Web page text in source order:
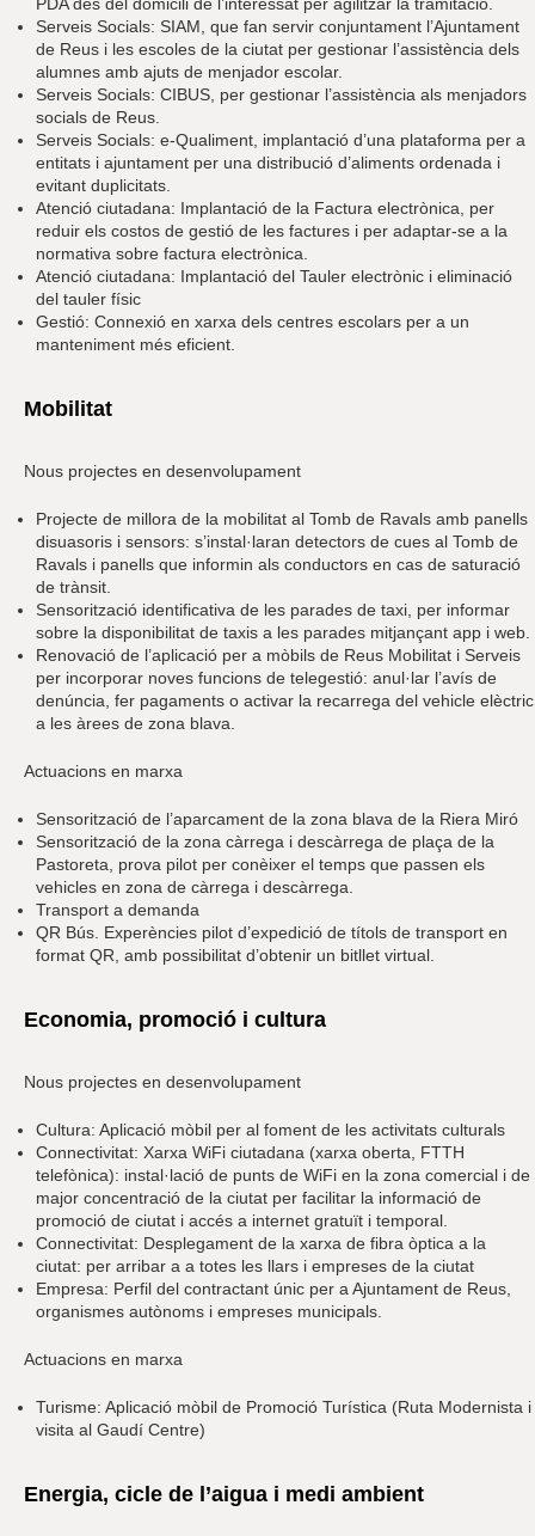
Serveis Socials: SIAM, que fan servir conjuntament l’Ajuntament
de Reus i les escoles de la ciutat per gestionar l’assistència dels
alumnes amb ajuts de menjador escolar.
Serveis Socials: CIBUS, per gestionar l’assistència als menjadors
socials de Reus.
Serveis Socials: e-Qualiment, implantació d’una plataforma per a
entitats i ajuntament per una distribució d’aliments ordenada i
evitant duplicitats.
Atenció ciutadana: Implantació de la Factura electrònica, per
reduir els costos de gestió de les factures i per adaptar-se a la
normativa sobre factura electrònica.
Atenció ciutadana: Implantació del Tauler electrònic i eliminació
del tauler físic
Gestió: Connexió en xarxa dels centres escolars per a un
manteniment més eficient.
Mobilitat
Nous projectes en desenvolupament
Projecte de millora de la mobilitat al Tomb de Ravals amb panells
disuasoris i sensors: s’instal·laran detectors de cues al Tomb de
Ravals i panells que informin als conductors en cas de saturació
de trànsit.
Sensorització identificativa de les parades de taxi, per informar
sobre la disponibilitat de taxis a les parades mitjançant app i web.
Renovació de l’aplicació per a mòbils de Reus Mobilitat i Serveis
per incorporar noves funcions de telegestió: anul·lar l’avís de
denúncia, fer pagaments o activar la recarrega del vehicle elèctric
a les àrees de zona blava.
Actuacions en marxa
Sensorització de l’aparcament de la zona blava de la Riera Miró
Sensorització de la zona càrrega i descàrrega de plaça de la
Pastoreta, prova pilot per conèixer el temps que passen els
vehicles en zona de càrrega i descàrrega.
Transport a demanda
QR Bús. Experències pilot d’expedició de títols de transport en
format QR, amb possibilitat d’obtenir un bitllet virtual.
Economia, promoció i cultura
Nous projectes en desenvolupament
Cultura: Aplicació mòbil per al foment de les activitats culturals
Connectivitat: Xarxa WiFi ciutadana (xarxa oberta, FTTH
telefònica): instal·lació de punts de WiFi en la zona comercial i de
major concentració de la ciutat per facilitar la informació de
promoció de ciutat i accés a internet gratuït i temporal.
Connectivitat: Desplegament de la xarxa de fibra òptica a la
ciutat: per arribar a a totes les llars i empreses de la ciutat
Empresa: Perfil del contractant únic per a Ajuntament de Reus,
organismes autònoms i empreses municipals.
Actuacions en marxa
Turisme: Aplicació mòbil de Promoció Turística (Ruta Modernista i
visita al Gaudí Centre)
Energia, cicle de l’aigua i medi ambient